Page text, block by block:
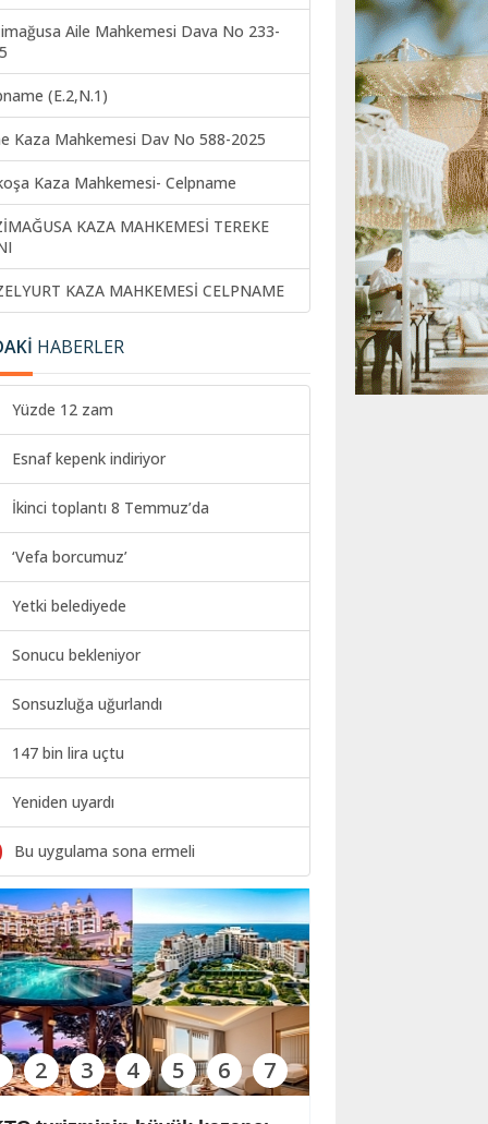
Aile Mahkemesi Dava No 233-
(E.2,N.1)
Kaza Mahkemesi Dav No 588-2025
Kaza Mahkemesi- Celpname
KAZA MAHKEMESİ TEREKE
KAZA MAHKEMESİ CELPNAME
HABERLER
Yüzde 12 zam
Esnaf kepenk indiriyor
İkinci toplantı 8 Temmuz’da
‘Vefa borcumuz’
Yetki belediyede
Sonucu bekleniyor
Sonsuzluğa uğurlandı
147 bin lira uçtu
Yeniden uyardı
Bu uygulama sona ermeli
2 3 4 5 6 7